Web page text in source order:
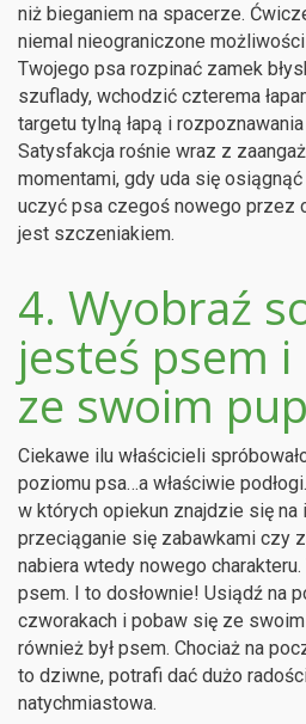
niż bieganiem na spacerze.
niemal nieograniczone
Twojego psa rozpinać zamek
szuflady, wchodzić czterema
targetu tylną łapą i
Satysfakcja rośnie wraz z
momentami, gdy uda się
uczyć psa czegoś nowego przez
jest szczeniakiem.
4. Wyobraź
jesteś psem
ze swoim
Ciekawe ilu właścicieli
poziomu psa…a właściwie
w których opiekun znajdzie się na
przeciąganie się zabawkami czy
nabiera wtedy nowego
psem. I to dosłownie! Usiądź na
czworakach i pobaw się ze
również był psem. Chociaż na
to dziwne, potrafi dać dużo
natychmiastowa.